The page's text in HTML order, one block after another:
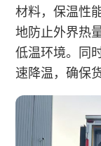
材料，保温性
地防止外界热
低温环境。同
速降温，确保